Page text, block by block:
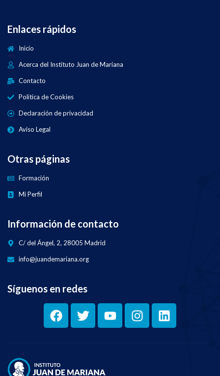
Enlaces rápidos
Inicio
Acerca del Instituto Juan de Mariana
Contacto
Política de Cookies
Declaración de privacidad
Aviso Legal
Otras páginas
Formación
Mi Perfil
Información de contacto
C/ del Ángel, 2, 28005 Madrid
info@juandemariana.org
Síguenos en redes